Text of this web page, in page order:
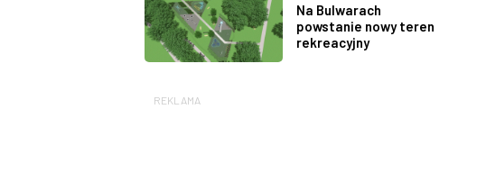
Na Bulwarach
powstanie nowy teren
rekreacyjny
REKLAMA